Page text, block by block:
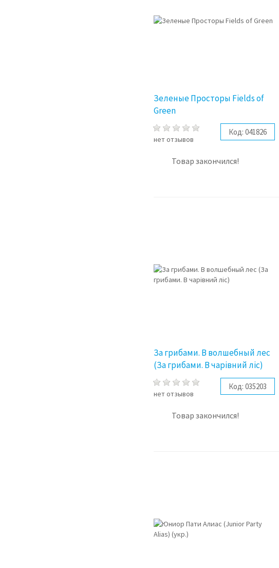
Зеленые Просторы Fields of
Green
нет отзывов
Код: 041826
Товар закончился!
За грибами. В волшебный лес
(За грибами. В чарівний ліс)
нет отзывов
Код: 035203
Товар закончился!